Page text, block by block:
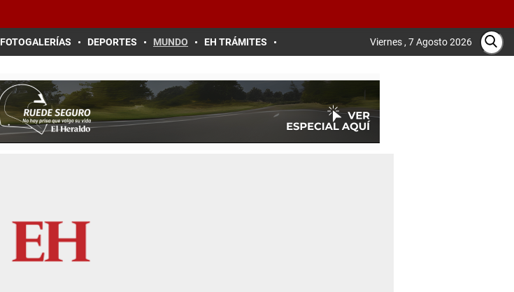
FOTOGALERÍAS DEPORTES MUNDO EH TRÁMITES Viernes , 7 Agosto 2026